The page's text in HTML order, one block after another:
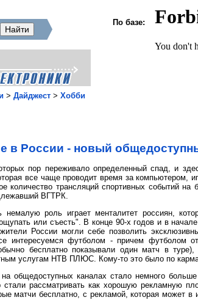
По базе:
> Дайджест > Хобби
в России - новый
пор переживало определенный спад, и
все чаще проводит время за компьютером,
количество трансляций спортивных событий
ВГТРК.
немалую роль играет менталитет россиян,
или съесть". В конце 90-х годов и в
России могли себе позволить
интересуемся футболом - причем футболом
бесплатно показывали один матч в
услугам НТВ ПЛЮС. Кому-то это было по
общедоступных каналах стало немного
стали рассматривать как хорошую рекламную
матчи бесплатно, с рекламой, которая может